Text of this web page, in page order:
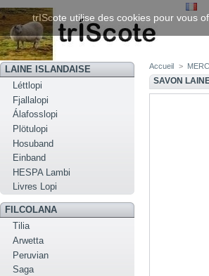
LAINE ISLANDAISE
Léttlopi
Fjallalopi
Álafosslopi
Plötulopi
Hosuband
Einband
HESPA Lambi
Livres Lopi
FILCOLANA
Tilia
Arwetta
Peruvian
Saga
Accueil >
SAVON
trIScote utilise des cookies pour vous